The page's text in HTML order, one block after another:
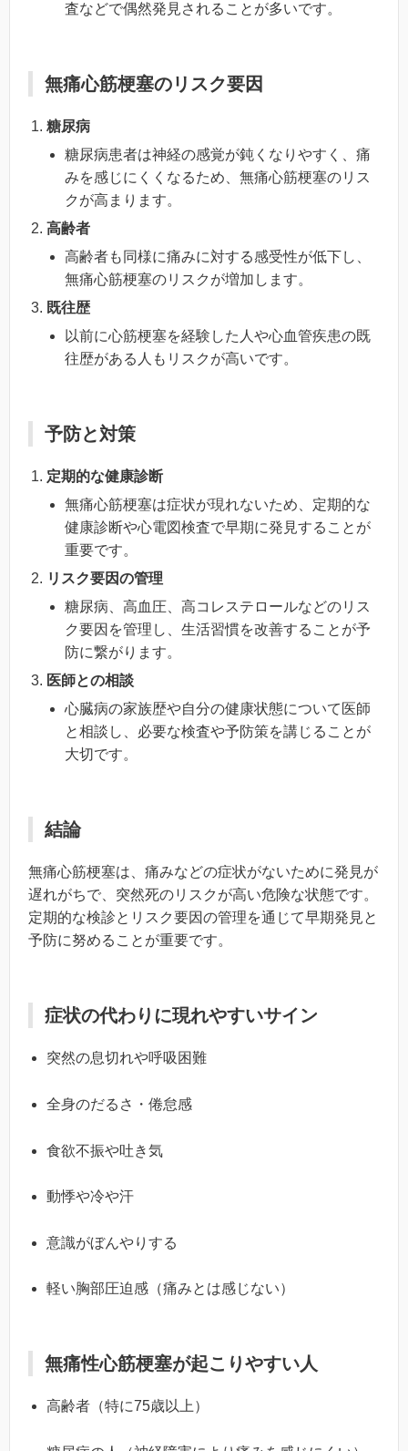
査などで偶然発見されることが多いです。
無痛心筋梗塞のリスク要因
糖尿病
糖尿病患者は神経の感覚が鈍くなりやすく、痛
みを感じにくくなるため、無痛心筋梗塞のリス
クが高まります。
高齢者
高齢者も同様に痛みに対する感受性が低下し、
無痛心筋梗塞のリスクが増加します。
既往歴
以前に心筋梗塞を経験した人や心血管疾患の既
往歴がある人もリスクが高いです。
予防と対策
定期的な健康診断
無痛心筋梗塞は症状が現れないため、定期的な
健康診断や心電図検査で早期に発見することが
重要です。
リスク要因の管理
糖尿病、高血圧、高コレステロールなどのリス
ク要因を管理し、生活習慣を改善することが予
防に繋がります。
医師との相談
心臓病の家族歴や自分の健康状態について医師
と相談し、必要な検査や予防策を講じることが
大切です。
結論
無痛心筋梗塞は、痛みなどの症状がないために発見が
遅れがちで、突然死のリスクが高い危険な状態です。
定期的な検診とリスク要因の管理を通じて早期発見と
予防に努めることが重要です。
症状の代わりに現れやすいサイン
突然の息切れや呼吸困難
全身のだるさ・倦怠感
食欲不振や吐き気
動悸や冷や汗
意識がぼんやりする
軽い胸部圧迫感（痛みとは感じない）
無痛性心筋梗塞が起こりやすい人
高齢者（特に75歳以上）